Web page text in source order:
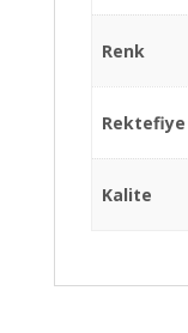
Renk
Rektefiye
Kalite